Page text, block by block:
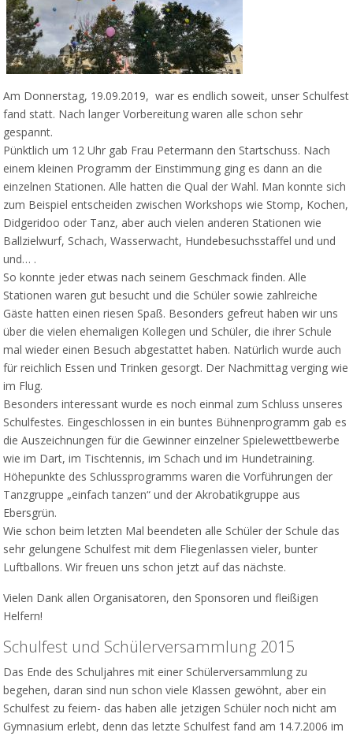
Am Donnerstag, 19.09.2019, war es endlich soweit, unser Schulfest
fand statt. Nach langer Vorbereitung waren alle schon sehr
gespannt.
Pünktlich um 12 Uhr gab Frau Petermann den Startschuss. Nach
einem kleinen Programm der Einstimmung ging es dann an die
einzelnen Stationen. Alle hatten die Qual der Wahl. Man konnte sich
zum Beispiel entscheiden zwischen Workshops wie Stomp, Kochen,
Didgeridoo oder Tanz, aber auch vielen anderen Stationen wie
Ballzielwurf, Schach, Wasserwacht, Hundebesuchsstaffel und und
und… .
So konnte jeder etwas nach seinem Geschmack finden. Alle
Stationen waren gut besucht und die Schüler sowie zahlreiche
Gäste hatten einen riesen Spaß. Besonders gefreut haben wir uns
über die vielen ehemaligen Kollegen und Schüler, die ihrer Schule
mal wieder einen Besuch abgestattet haben. Natürlich wurde auch
für reichlich Essen und Trinken gesorgt. Der Nachmittag verging wie
im Flug.
Besonders interessant wurde es noch einmal zum Schluss unseres
Schulfestes. Eingeschlossen in ein buntes Bühnenprogramm gab es
die Auszeichnungen für die Gewinner einzelner Spielewettbewerbe
wie im Dart, im Tischtennis, im Schach und im Hundetraining.
Höhepunkte des Schlussprogramms waren die Vorführungen der
Tanzgruppe „einfach tanzen“ und der Akrobatikgruppe aus
Ebersgrün.
Wie schon beim letzten Mal beendeten alle Schüler der Schule das
sehr gelungene Schulfest mit dem Fliegenlassen vieler, bunter
Luftballons. Wir freuen uns schon jetzt auf das nächste.
Vielen Dank allen Organisatoren, den Sponsoren und fleißigen
Helfern!
Schulfest und Schülerversammlung 2015
Das Ende des Schuljahres mit einer Schülerversammlung zu
begehen, daran sind nun schon viele Klassen gewöhnt, aber ein
Schulfest zu feiern- das haben alle jetzigen Schüler noch nicht am
Gymnasium erlebt, denn das letzte Schulfest fand am 14.7.2006 im